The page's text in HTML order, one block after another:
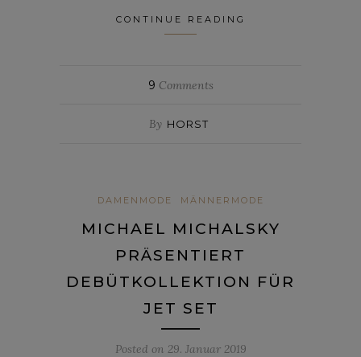
CONTINUE READING
9 Comments
By HORST
DAMENMODE MÄNNERMODE
MICHAEL MICHALSKY
PRÄSENTIERT
DEBÜTKOLLEKTION FÜR
JET SET
Posted on 29. Januar 2019